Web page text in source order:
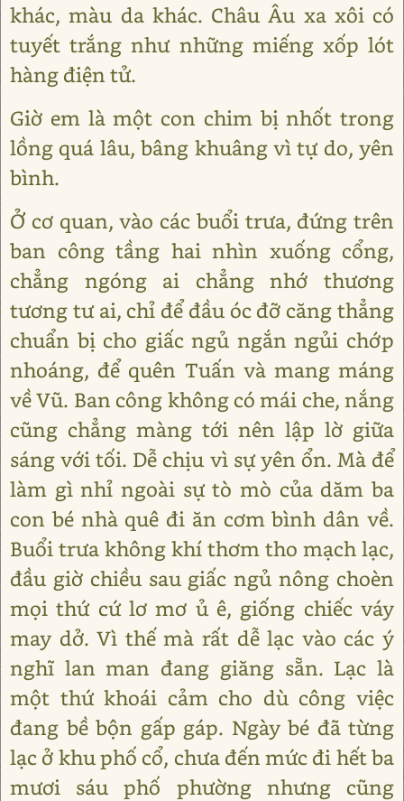
khác, màu da khác. Châu Âu xa xôi có
tuyết trắng như những miếng xốp lót
hàng điện tử.
Giờ em là một con chim bị nhốt trong
lồng quá lâu, bâng khuâng vì tự do, yên
bình.
Ở cơ quan, vào các buổi trưa, đứng trên
ban công tầng hai nhìn xuống cổng,
chẳng ngóng ai chẳng nhớ thương
tương tư ai, chỉ để đầu óc đỡ căng thẳng
chuẩn bị cho giấc ngủ ngắn ngủi chớp
nhoáng, để quên Tuấn và mang máng
về Vũ. Ban công không có mái che, nắng
cũng chẳng màng tới nên lập lờ giữa
sáng với tối. Dễ chịu vì sự yên ổn. Mà để
làm gì nhỉ ngoài sự tò mò của dăm ba
con bé nhà quê đi ăn cơm bình dân về.
Buổi trưa không khí thơm tho mạch lạc,
đầu giờ chiều sau giấc ngủ nông choèn
mọi thứ cứ lơ mơ ủ ê, giống chiếc váy
may dở. Vì thế mà rất dễ lạc vào các ý
nghĩ lan man đang giăng sẵn. Lạc là
một thứ khoái cảm cho dù công việc
đang bề bộn gấp gáp. Ngày bé đã từng
lạc ở khu phố cổ, chưa đến mức đi hết ba
mươi sáu phố phường nhưng cũng